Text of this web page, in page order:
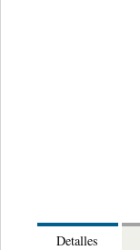
Detalles